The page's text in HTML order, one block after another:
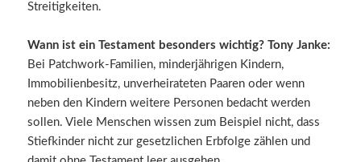
Streitigkeiten.
Wann ist ein Testament besonders wichtig? Tony Janke:
Bei Patchwork-Familien, minderjährigen Kindern,
Immobilienbesitz, unverheirateten Paaren oder wenn
neben den Kindern weitere Personen bedacht werden
sollen. Viele Menschen wissen zum Beispiel nicht, dass
Stiefkinder nicht zur gesetzlichen Erbfolge zählen und